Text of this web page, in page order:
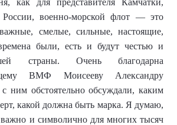
как для представителя Камчатки,
военно-морской флот — это
смелые, сильные, настоящие,
были, есть и будут честью и
страны. Очень благодарна
ВМФ Моисееву Александру
ним обстоятельно обсуждали, каким
какой должна быть марка. Я думаю,
важно и символично для многих тысяч